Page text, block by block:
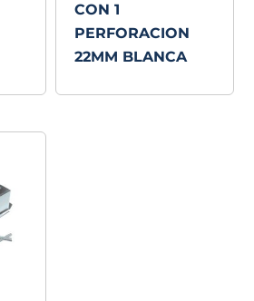
CON 1
PERFORACION
22MM BLANCA